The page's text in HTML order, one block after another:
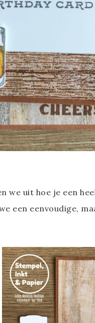
we uit hoe je een
een eenvoudige,